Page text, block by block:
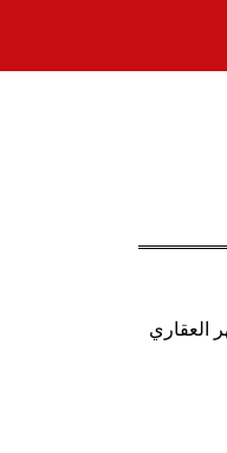
العقاري